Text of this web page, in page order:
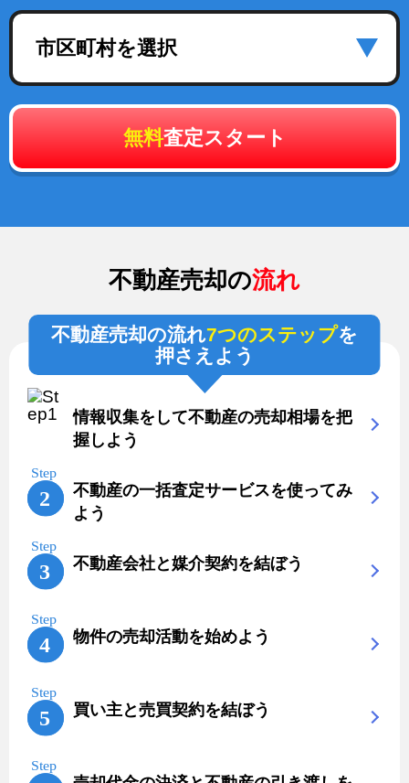
市区町村を選択
無料査定スタート
不動産売却の流れ
不動産売却の流れ7つのステップを
押さえよう
情報収集をして不動産の売却相場を把
握しよう
不動産の一括査定サービスを使ってみ
よう
不動産会社と媒介契約を結ぼう
物件の売却活動を始めよう
買い主と売買契約を結ぼう